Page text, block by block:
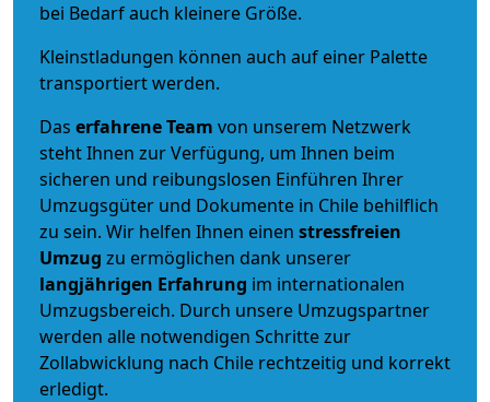
bei Bedarf auch kleinere Größe.
Kleinstladungen können auch auf einer Palette
transportiert werden.
Das erfahrene Team von unserem Netzwerk
steht Ihnen zur Verfügung, um Ihnen beim
sicheren und reibungslosen Einführen Ihrer
Umzugsgüter und Dokumente in Chile behilflich
zu sein. Wir helfen Ihnen einen stressfreien
Umzug zu ermöglichen dank unserer
langjährigen Erfahrung im internationalen
Umzugsbereich. Durch unsere Umzugspartner
werden alle notwendigen Schritte zur
Zollabwicklung nach Chile rechtzeitig und korrekt
erledigt.